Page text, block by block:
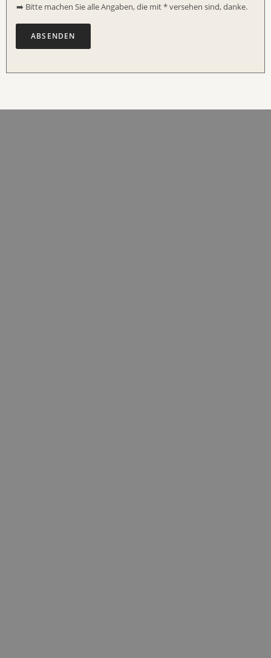
r
b
i
u
*
➡️ Bitte machen Sie alle Angaben, die mit * versehen sind, danke.
ABSENDEN